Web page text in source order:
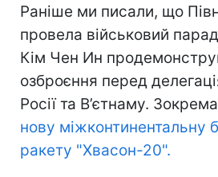
Раніше ми писали, що
провела військовий
Кім Чен Ин
озброєння перед
Росії та В’єтнаму.
нову міжконтинентальну
ракету "Хвасон-20".